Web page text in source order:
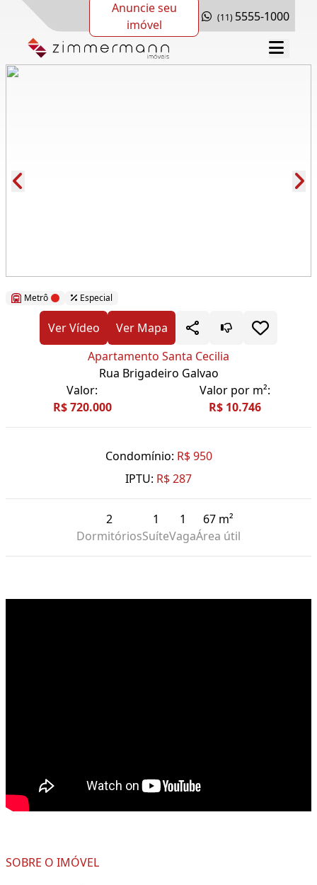
Anuncie seu
imóvel
(11) 5555-1000
Metrô Especial
Ver Vídeo
Ver Mapa
Apartamento Santa Cecilia
Rua Brigadeiro Galvao
Valor:
R$ 720.000
Valor por m²:
R$ 10.746
Condomínio: R$ 950
IPTU: R$ 287
2
Dormitórios
1
Suíte
1
Vaga
67 m²
Área útil
SOBRE O IMÓVEL